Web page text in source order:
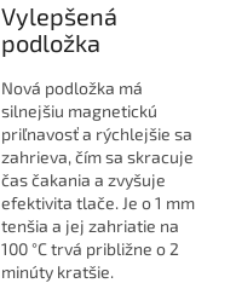
Vylepšená
podložka
Nová podložka má
silnejšiu magnetickú
priľnavosť a rýchlejšie sa
zahrieva, čím sa skracuje
čas čakania a zvyšuje
efektivita tlače. Je o 1 mm
tenšia a jej zahriatie na
100 °C trvá približne o 2
minúty kratšie.